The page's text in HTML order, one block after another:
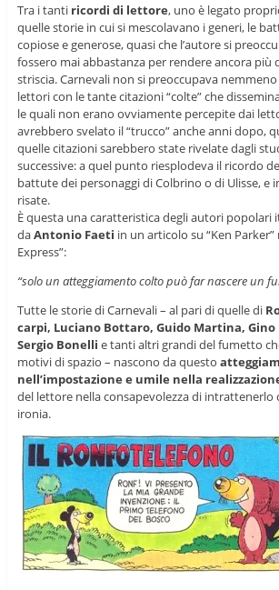
Tra i tanti ricordi di lettore, uno è legato
quelle storie in cui si mescolavano i generi, le
copiose e generose, quasi che l’autore si
fossero mai abbastanza per rendere ancora più
striscia. Carnevali non si preoccupava
lettori con le tante citazioni “colte” che
le quali non erano ovviamente percepite dai
avrebbero svelato il “trucco” anche anni dopo,
quelle citazioni sarebbero state rivelate dagli
successive: a quel punto riesplodeva il ricordo
battute dei personaggi di Colbrino o di Ulisse, e
risate.
È questa una caratteristica degli autori popolari
daAntonio Faeti in un articolo su “Ken
Express”:
“solo un atteggiamento colto può far nascere un
Tutte le storie di Carnevali – al pari di quelle di
carpi, Luciano Bottaro, Guido Martina, Gino
Sergio Bonelli e tanti altri grandi del fumetto
motivi di spazio ­– nascono da questo
nell’impostazione e umile nella
del lettore nella consapevolezza di intrattenerlo
ironia.